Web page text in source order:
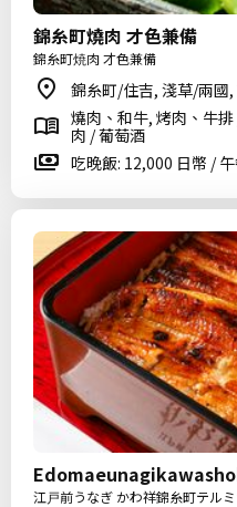
錦糸町燒肉 才色兼備
錦糸町焼肉 才色兼備
錦糸町/住吉, 淺草/兩國,
燒肉、和牛, 烤肉、牛
肉 / 葡萄酒
吃晚飯: 12,000 日幣 /
江戸前うなぎ かわ祥錦糸町テル